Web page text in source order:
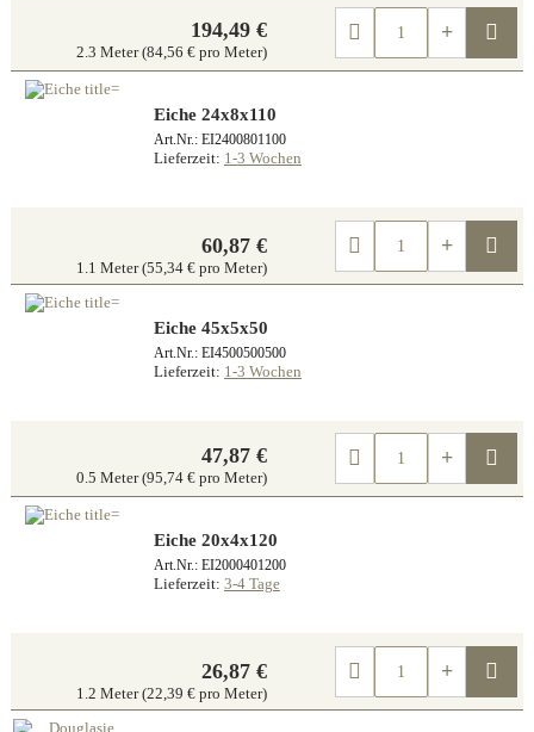
194,49 €
2.3 Meter (84,56 € pro Meter)
Eiche 24x8x110
Art.Nr.: EI2400801100
Lieferzeit: 1-3 Wochen
60,87 €
1.1 Meter (55,34 € pro Meter)
Eiche 45x5x50
Art.Nr.: EI4500500500
Lieferzeit: 1-3 Wochen
47,87 €
0.5 Meter (95,74 € pro Meter)
Eiche 20x4x120
Art.Nr.: EI2000401200
Lieferzeit: 3-4 Tage
26,87 €
1.2 Meter (22,39 € pro Meter)